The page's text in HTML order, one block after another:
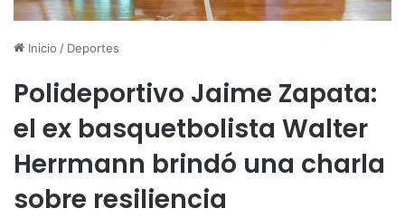
Inicio / Deportes
Polideportivo Jaime Zapata:
el ex basquetbolista Walter
Herrmann brindó una charla
sobre resiliencia